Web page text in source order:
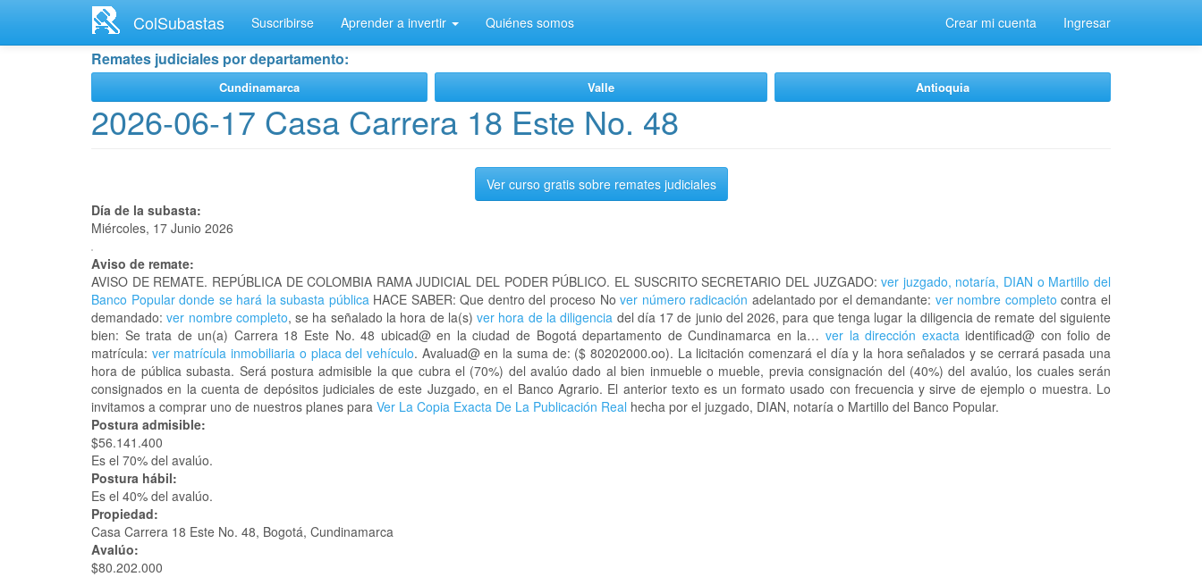
contenido
ColSubastas Suscribirse Aprender a invertir Quiénes somos Crear mi cuenta Ingresar
Remates judiciales por departamento:
Cundinamarca Valle Antioquia
2026-06-17 Casa Carrera 18 Este No. 48
Ver curso gratis sobre remates judiciales
Día de la subasta:
Miércoles, 17 Junio 2026
Aviso de remate:
AVISO DE REMATE. REPÚBLICA DE COLOMBIA RAMA JUDICIAL DEL PODER PÚBLICO. EL SUSCRITO SECRETARIO DEL JUZGADO: ver juzgado, notaría, DIAN o Martillo del
Banco Popular donde se hará la subasta públicaHACE SABER: Que dentro del proceso Nover número radicación adelantado por el demandante: ver nombre completo contra el
demandado:ver nombre completo, se ha señalado la hora de la(s)ver hora de la diligencia del día 17 de junio del 2026, para que tenga lugar la diligencia de remate del siguiente
bien: Se trata de un(a) Carrera 18 Este No. 48 ubicad@ en la ciudad de Bogotá departamento de Cundinamarca en la… ver la dirección exactaidentificad@ con folio de
matrícula: ver matrícula inmobiliaria o placa del vehículo. Avaluad@ en la suma de: ($ 80202000.oo). La licitación comenzará el día y la hora señalados y se cerrará pasada una
hora de pública subasta. Será postura admisible la que cubra el (70%) del avalúo dado al bien inmueble o mueble, previa consignación del (40%) del avalúo, los cuales serán
consignados en la cuenta de depósitos judiciales de este Juzgado, en el Banco Agrario. El anterior texto es un formato usado con frecuencia y sirve de ejemplo o muestra. Lo
invitamos a comprar uno de nuestros planes para Ver La Copia Exacta De La Publicación Real hecha por el juzgado, DIAN, notaría o Martillo del Banco Popular.
Postura admisible:
$56.141.400
Es el 70% del avalúo.
Postura hábil:
Es el 40% del avalúo.
Propiedad:
Casa Carrera 18 Este No. 48, Bogotá, Cundinamarca
Avalúo:
$80.202.000